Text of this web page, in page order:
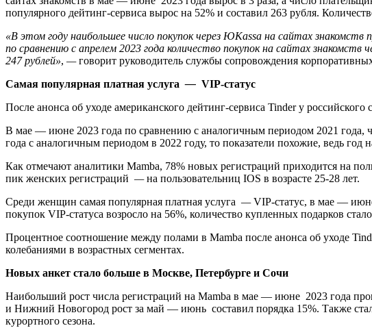
популярного дейтинг-сервиса вырос на 52% и составил 263 рубля.
«В этом году наибольшее число покупок через ЮKassa на сайтах
по сравнению с апрелем 2023 года количество покупок на сайтах
247 рублей», —говорит руководитель службы сопровождения
Самая популярная платная услуга — VIP-статус
После анонса об уходе американского дейтинг-сервиса Tinder у
В мае — июне 2023 года по сравнению с аналогичным периодом 2021
года с аналогичным периодом в 2022 году, то показатели похожие, ведь год
Как отмечают аналитики Mamba, 78% новых регистраций приходится на
пик женских регистраций —на пользовательниц IOS в возрасте 25-28 лет.
Среди женщин самая популярная платная услуга —VIP-статус, в мае —
покупок VIP-статуса возросло на 56%, количество купленных подарков
Процентное соотношение между полами в Mamba после анонса об уходе
колебаниями в возрастных сегментах.
Новых анкет стало больше в Москве, Петербурге и Сочи
Наибольший рост числа регистраций на Mamba в мае — июне 2023 года
и Нижний Новогород рост за май — июнь составил порядка 15%. Также
курортного сезона.